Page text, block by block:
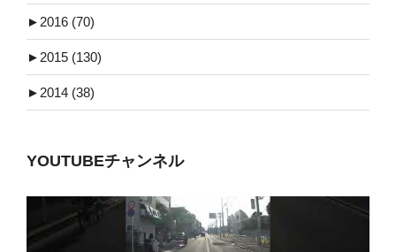
► 2016 (70)
► 2015 (130)
► 2014 (38)
YOUTUBEチャンネル